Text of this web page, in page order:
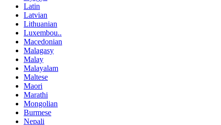
Latin
Latvian
Lithuanian
Luxembou..
Macedonian
Malagasy
Malay
Malayalam
Maltese
Maori
Marathi
Mongolian
Burmese
Nepali